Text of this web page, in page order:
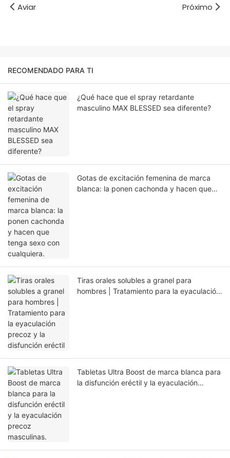
Aviar Próximo
RECOMENDADO PARA TI
¿Qué hace que el spray retardante
masculino MAX BLESSED sea diferente?
Gotas de excitación femenina de marca
blanca: la ponen cachonda y hacen que
Tiras orales solubles a granel para
hombres | Tratamiento para la eyaculación
Tabletas Ultra Boost de marca blanca para
la disfunción eréctil y la eyaculación